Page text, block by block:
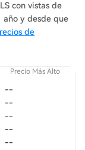
con vistas de
año y desde que
de
Precio Más Alto
--
--
--
--
--